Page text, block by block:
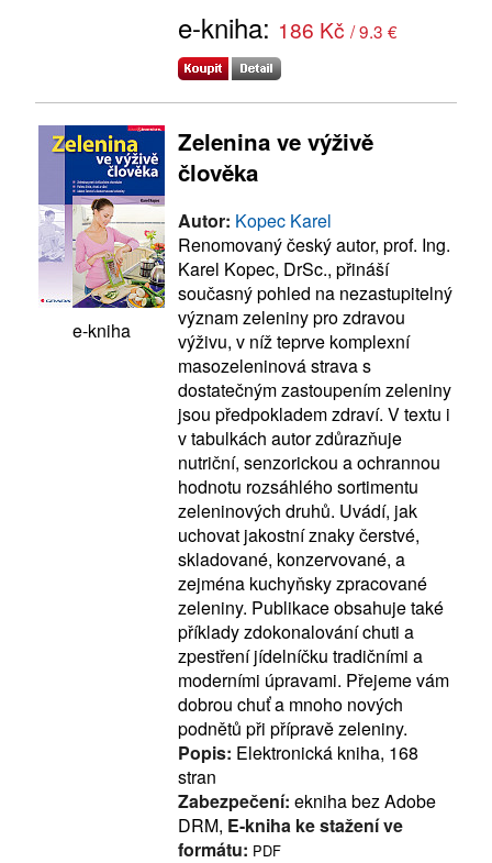
e-kniha: 186 Kč / 9.3 €
e-kniha
Zelenina ve výživě
člověka
Autor: Kopec Karel
Renomovaný český autor, prof. Ing.
Karel Kopec, DrSc., přináší
současný pohled na nezastupitelný
význam zeleniny pro zdravou
výživu, v níž teprve komplexní
masozeleninová strava s
dostatečným zastoupením zeleniny
jsou předpokladem zdraví. V textu i
v tabulkách autor zdůrazňuje
nutriční, senzorickou a ochrannou
hodnotu rozsáhlého sortimentu
zeleninových druhů. Uvádí, jak
uchovat jakostní znaky čerstvé,
skladované, konzervované, a
zejména kuchyňsky zpracované
zeleniny. Publikace obsahuje také
příklady zdokonalování chuti a
zpestření jídelníčku tradičními a
moderními úpravami. Přejeme vám
dobrou chuť a mnoho nových
podnětů při přípravě zeleniny.
Popis: Elektronická kniha, 168
stran
Zabezpečení: ekniha bez Adobe
DRM, E-kniha ke stažení ve
formátu: PDF